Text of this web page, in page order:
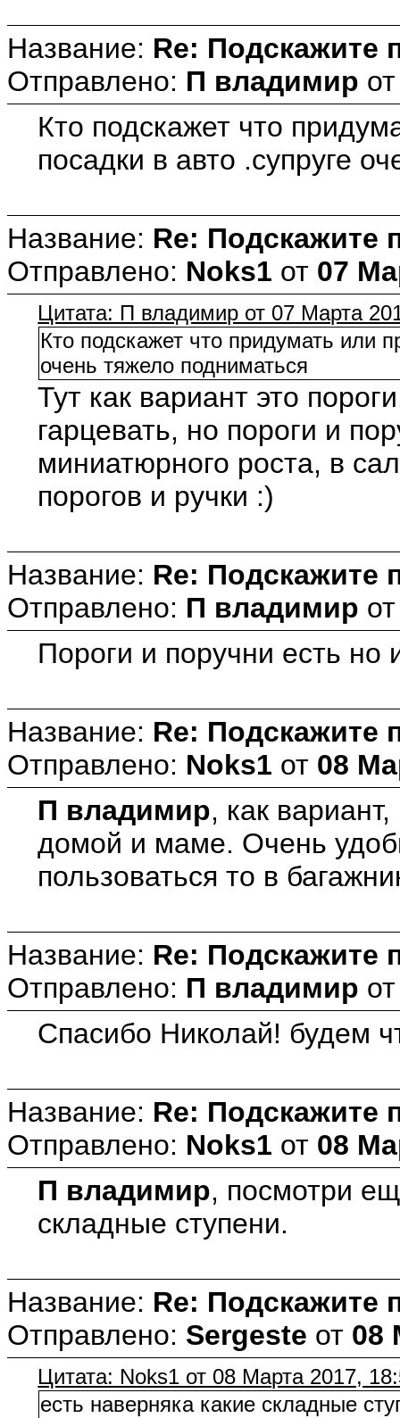
Название: Re: Подскажите
Отправлено: П владимир
Кто подскажет что
посадки в авто .супруге
Название: Re: Подскажите
Отправлено: Noks1 от 07
Цитата: П владимир от 07 Марта
Кто подскажет что придумать или
очень тяжело подниматься
Тут как вариант это
гарцевать, но пороги и
миниатюрного роста, в
порогов и ручки :)
Название: Re: Подскажите
Отправлено: П владимир
Пороги и поручни есть
Название: Re: Подскажите
Отправлено: Noks1 от 08
П владимир, как
домой и маме. Очень
пользоваться то в
Название: Re: Подскажите
Отправлено: П владимир
Спасибо Николай! будем
Название: Re: Подскажите
Отправлено: Noks1 от 08
П владимир, посмотри
складные ступени.
Название: Re: Подскажите
Отправлено: Sergeste от 08
Цитата: Noks1 от 08 Марта 2017,
есть наверняка какие складные